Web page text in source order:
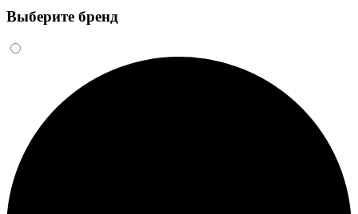
Выберите бренд